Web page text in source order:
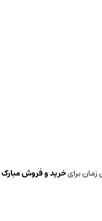
زمان برایخرید و فروش مبارک